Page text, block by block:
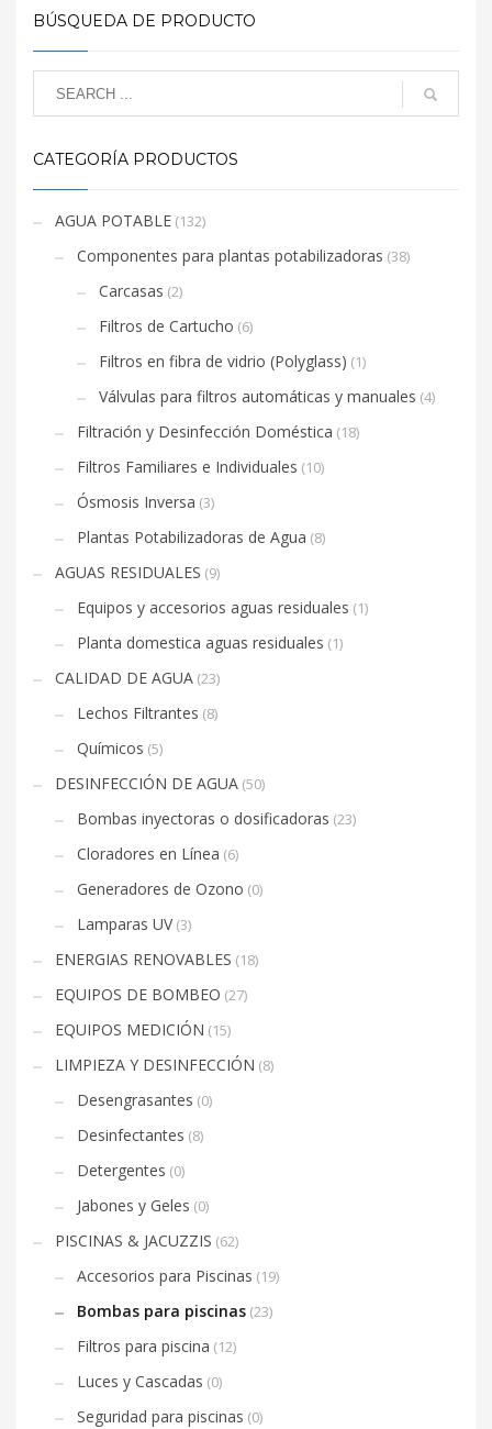
BÚSQUEDA DE PRODUCTO
CATEGORÍA PRODUCTOS
AGUA POTABLE (132)
Componentes para plantas potabilizadoras (38)
Carcasas (2)
Filtros de Cartucho (6)
Filtros en fibra de vidrio (Polyglass) (1)
Válvulas para filtros automáticas y manuales (4)
Filtración y Desinfección Doméstica (18)
Filtros Familiares e Individuales (10)
Ósmosis Inversa (3)
Plantas Potabilizadoras de Agua (8)
AGUAS RESIDUALES (9)
Equipos y accesorios aguas residuales (1)
Planta domestica aguas residuales (1)
CALIDAD DE AGUA (23)
Lechos Filtrantes (8)
Químicos (5)
DESINFECCIÓN DE AGUA (50)
Bombas inyectoras o dosificadoras (23)
Cloradores en Línea (6)
Generadores de Ozono (0)
Lamparas UV (3)
ENERGIAS RENOVABLES (18)
EQUIPOS DE BOMBEO (27)
EQUIPOS MEDICIÓN (15)
LIMPIEZA Y DESINFECCIÓN (8)
Desengrasantes (0)
Desinfectantes (8)
Detergentes (0)
Jabones y Geles (0)
PISCINAS & JACUZZIS (62)
Accesorios para Piscinas (19)
Bombas para piscinas (23)
Filtros para piscina (12)
Luces y Cascadas (0)
Seguridad para piscinas (0)